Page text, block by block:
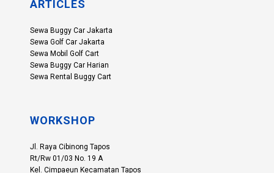
ARTICLES
Sewa Buggy Car Jakarta
Sewa Golf Car Jakarta
Sewa Mobil Golf Cart
Sewa Buggy Car Harian
Sewa Rental Buggy Cart
WORKSHOP
Jl. Raya Cibinong Tapos
Rt/Rw 01/03 No. 19 A
Kel. Cimpaeun Kecamatan Tapos